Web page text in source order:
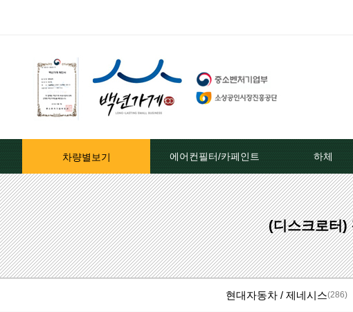
차량별보기 에어컨필터/카페인트
자동차페인트/차종별
자동차페인트/색상코드별
대영카페인트
퍼티[빠데]/콤파운드
하체
클러치커
클러치커
클러
(디스크로터)
현대자동차 / 제네시스(286)